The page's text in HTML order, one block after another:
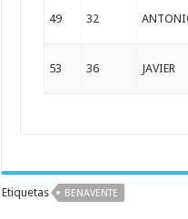
49 32
53 36 JAVIER
Etiquetas BENAVENTE